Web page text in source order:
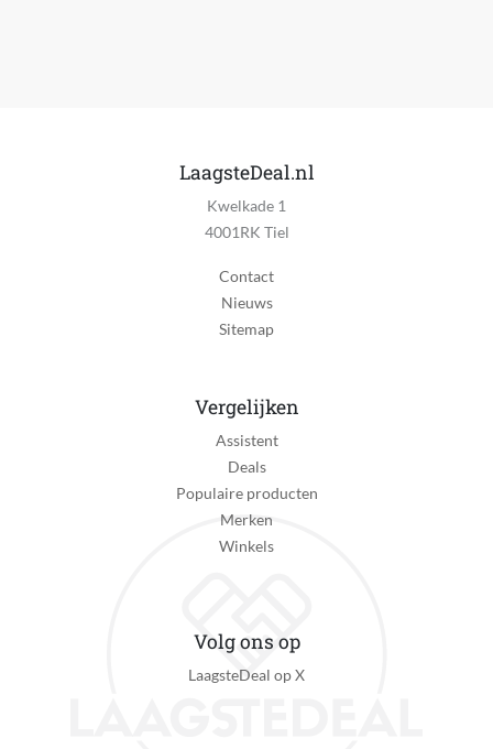
LaagsteDeal.nl
Kwelkade 1
4001RK Tiel
Contact
Nieuws
Sitemap
Vergelijken
Assistent
Deals
Populaire producten
Merken
Winkels
Volg ons op
LaagsteDeal op X